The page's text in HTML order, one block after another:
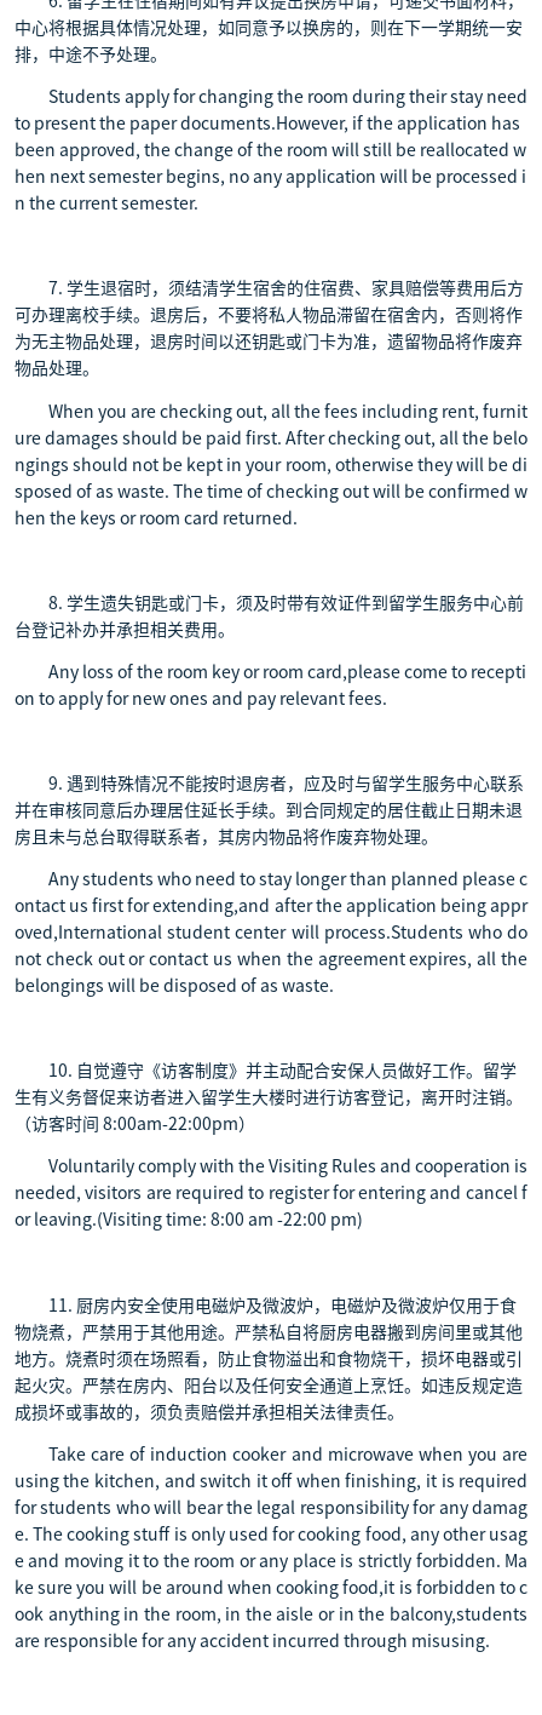
中心将根据具体情况处理，如同意予以换房的，则在下一学期统一安
排，中途不予处理。
Students apply for changing the room during their stay need
to present the paper documents.However, if the application has
been approved, the change of the room will still be reallocated w
hen next semester begins, no any application will be processed i
n the current semester.
7. 学生退宿时，须结清学生宿舍的住宿费、家具赔偿等费用后方
可办理离校手续。退房后，不要将私人物品滞留在宿舍内，否则将作
为无主物品处理，退房时间以还钥匙或门卡为准，遗留物品将作废弃
物品处理。
When you are checking out, all the fees including rent, furnit
ure damages should be paid first. After checking out, all the belo
ngings should not be kept in your room, otherwise they will be di
sposed of as waste. The time of checking out will be confirmed w
hen the keys or room card returned.
8. 学生遗失钥匙或门卡，须及时带有效证件到留学生服务中心前
台登记补办并承担相关费用。
Any loss of the room key or room card,please come to recepti
on to apply for new ones and pay relevant fees.
9. 遇到特殊情况不能按时退房者，应及时与留学生服务中心联系
并在审核同意后办理居住延长手续。到合同规定的居住截止日期未退
房且未与总台取得联系者，其房内物品将作废弃物处理。
Any students who need to stay longer than planned please c
ontact us first for extending,and after the application being appr
oved,International student center will process.Students who do
not check out or contact us when the agreement expires, all the
belongings will be disposed of as waste.
10. 自觉遵守《访客制度》并主动配合安保人员做好工作。留学
生有义务督促来访者进入留学生大楼时进行访客登记，离开时注销。
（访客时间 8:00am-22:00pm）
Voluntarily comply with the Visiting Rules and cooperation is
needed, visitors are required to register for entering and cancel f
or leaving.(Visiting time: 8:00 am -22:00 pm)
11. 厨房内安全使用电磁炉及微波炉，电磁炉及微波炉仅用于食
物烧煮，严禁用于其他用途。严禁私自将厨房电器搬到房间里或其他
地方。烧煮时须在场照看，防止食物溢出和食物烧干，损坏电器或引
起火灾。严禁在房内、阳台以及任何安全通道上烹饪。如违反规定造
成损坏或事故的，须负责赔偿并承担相关法律责任。
Take care of induction cooker and microwave when you are
using the kitchen, and switch it off when finishing, it is required
for students who will bear the legal responsibility for any damag
e. The cooking stuff is only used for cooking food, any other usag
e and moving it to the room or any place is strictly forbidden. Ma
ke sure you will be around when cooking food,it is forbidden to c
ook anything in the room, in the aisle or in the balcony,students
are responsible for any accident incurred through misusing.